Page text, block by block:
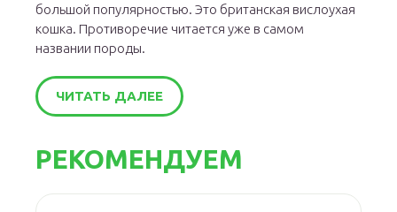
большой популярностью. Это британская вислоухая
кошка. Противоречие читается уже в самом
названии породы.
ЧИТАТЬ ДАЛЕЕ
РЕКОМЕНДУЕМ